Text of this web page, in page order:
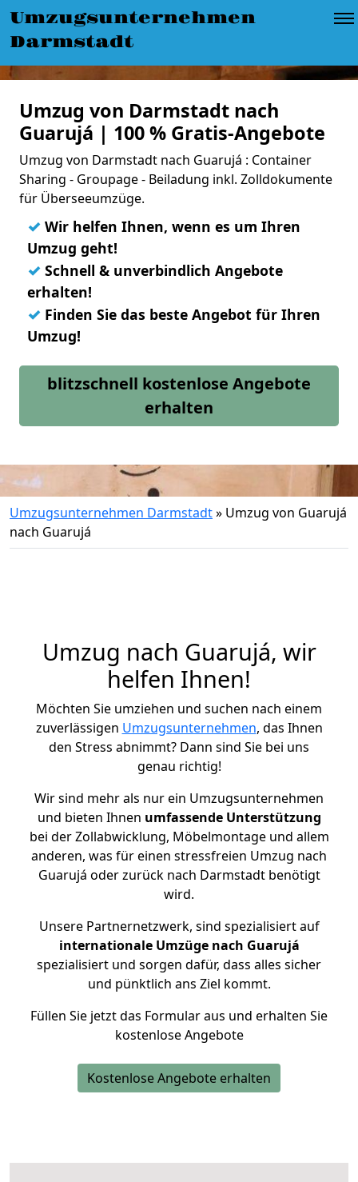
Umzugsunternehmen
Darmstadt
Umzug von Darmstadt nach
Guarujá | 100 % Gratis-Angebote
Umzug von Darmstadt nach Guarujá : Container
Sharing - Groupage - Beiladung inkl. Zolldokumente
für Überseeumzüge.
✓ Wir helfen Ihnen, wenn es um Ihren
Umzug geht!
✓ Schnell & unverbindlich Angebote
erhalten!
✓ Finden Sie das beste Angebot für Ihren
Umzug!
blitzschnell kostenlose Angebote
erhalten
Umzugsunternehmen Darmstadt» Umzug von Guarujá
nach Guarujá
Umzug nach Guarujá, wir
helfen Ihnen!
Möchten Sie umziehen und suchen nach einem
zuverlässigen Umzugsunternehmen, das Ihnen
den Stress abnimmt? Dann sind Sie bei uns
genau richtig!
Wir sind mehr als nur ein Umzugsunternehmen
und bieten Ihnen umfassende Unterstützung
bei der Zollabwicklung, Möbelmontage und allem
anderen, was für einen stressfreien Umzug nach
Guarujá oder zurück nach Darmstadt benötigt
wird.
Unsere Partnernetzwerk, sind spezialisiert auf
internationale Umzüge nach Guarujá
spezialisiert und sorgen dafür, dass alles sicher
und pünktlich ans Ziel kommt.
Füllen Sie jetzt das Formular aus und erhalten Sie
kostenlose Angebote
Kostenlose Angebote erhalten